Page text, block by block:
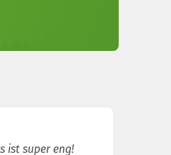
ist super eng!